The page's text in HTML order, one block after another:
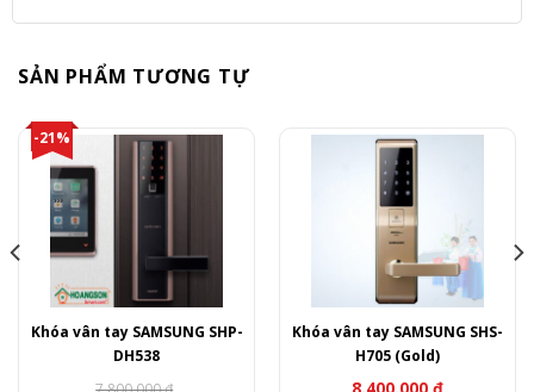
SẢN PHẨM TƯƠNG TỰ
-21%
Khóa vân tay SAMSUNG SHP-
DH538
Khóa vân tay SAMSUNG SHS-
H705 (Gold)
8.400.000 ₫